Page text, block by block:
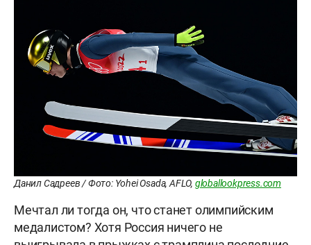
Данил Садреев / Фото: Yohei Osada, AFLO, globallookpress.com
Мечтал ли тогда он, что станет олимпийским
медалистом? Хотя Россия ничего не